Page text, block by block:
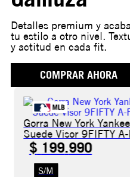
Detalles premium y
tu estilo a otro nivel.
y actitud en cada fit.
COMPRAR AHORA
Gorra New York
Suede Visor 9FIFTY
$ 199.990
S/M